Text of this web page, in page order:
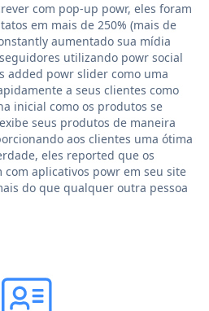
com pop-up powr, eles foram
em mais de 250% (mais de
aumentado sua mídia
utilizando powr social
added powr slider como uma
a seus clientes como
inicial como os produtos se
seus produtos de maneira
aos clientes uma ótima
eles reported que os
aplicativos powr em seu site
do que qualquer outra pessoa